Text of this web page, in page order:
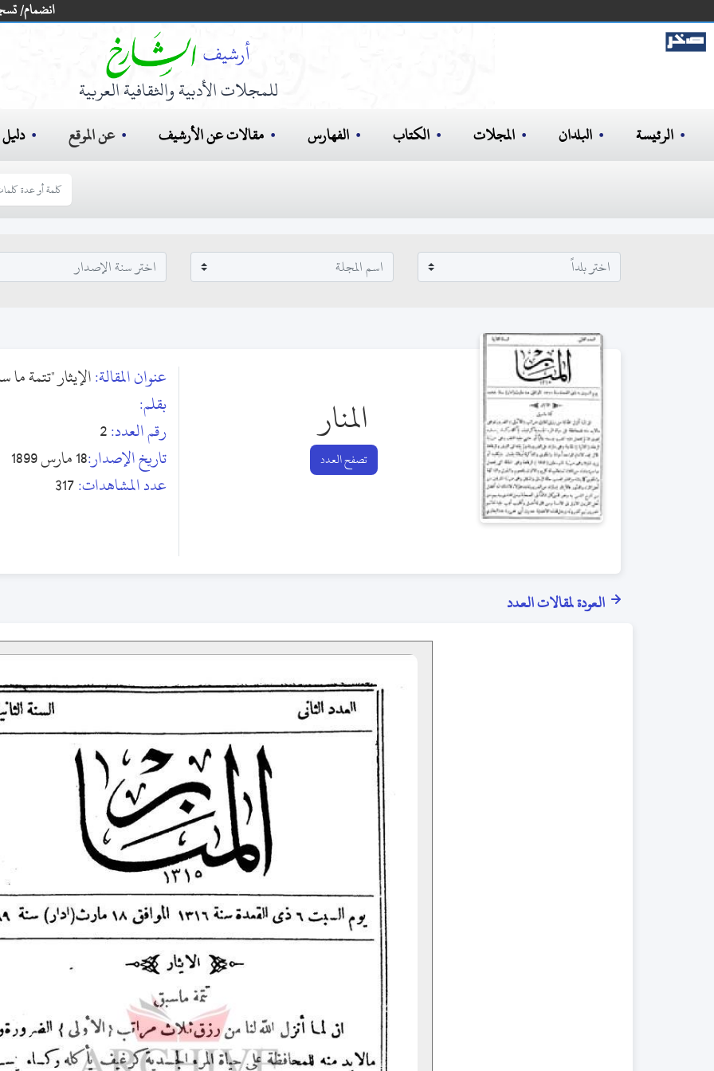
انضمام/
للمجلات الأدبية والثقافية العربية
الرئيسة البلدان المجلات الكتاب الفهارس مقالات عن الأرشيف عن الموقع دليل
المنار
تصفح العدد
عنوان المقالة:الإيثار "تتمة ما
بقلم:
رقم العدد:2
تاريخ الإصدار:18 مارس 1899
عدد المشاهدات:317
العودة لمقالات العدد